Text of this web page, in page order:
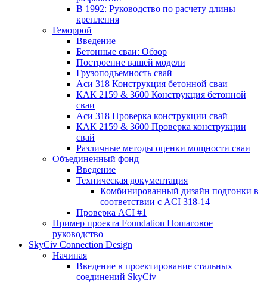
В 1992: Руководство по расчету длины
крепления
Геморрой
Введение
Бетонные сваи: Обзор
Построение вашей модели
Грузоподъемность свай
Аси 318 Конструкция бетонной сваи
КАК 2159 & 3600 Конструкция бетонной
сваи
Аси 318 Проверка конструкции свай
КАК 2159 & 3600 Проверка конструкции
свай
Различные методы оценки мощности сваи
Объединенный фонд
Введение
Техническая документация
Комбинированный дизайн подгонки в
соответствии с ACI 318-14
Проверка ACI #1
Пример проекта Foundation Пошаговое
руководство
SkyCiv Connection Design
Начиная
Введение в проектирование стальных
соединений SkyCiv